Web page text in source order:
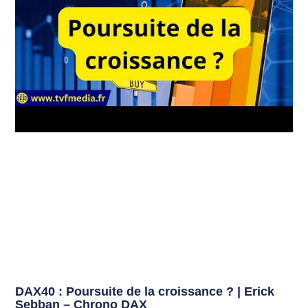
DAX40 : Poursuite de la croissance ? | Erick
Sebban – Chrono DAX